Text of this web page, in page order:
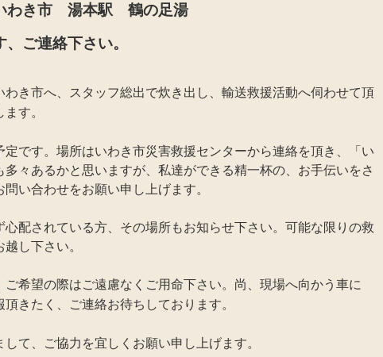
わき市 湯本駅 鶴の足湯
ご連絡下さい。
き市へ、スタッフ総出で炊き出し、輸送救援活動へ伺わせて頂
す。
です。場所はいわき市災害救援センターから連絡を頂き、「い
あるかと思いますが、私達ができる精一杯の、お手伝いをさ
い合わせをお願い申し上げます。
配されている方、その場所もお知らせ下さい。可能な限りの救
し下さい。
希望の際はご遠慮なくご用命下さい。 尚、 現場へ向かう車に
きたく、ご連絡お待ちしております。
て、ご協力を宜しくお願い申し上げます。